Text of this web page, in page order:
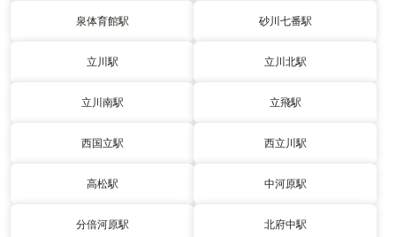
泉体育館駅 砂川七番駅
立川駅 立川北駅
立川南駅 立飛駅
西国立駅 西立川駅
高松駅 中河原駅
分倍河原駅 北府中駅